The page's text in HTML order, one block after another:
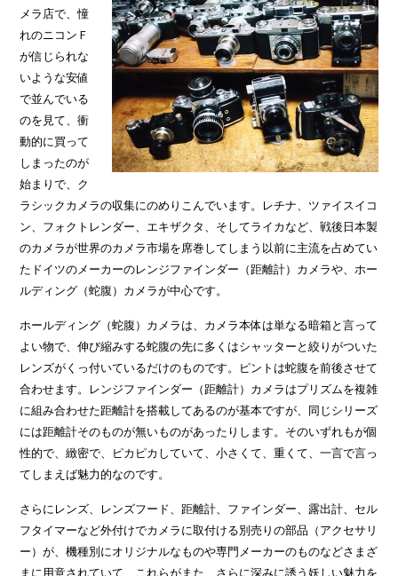
メラ店で、憧
れのニコンＦ
が信じられな
いような安値
で並んでいる
のを見て、衝
動的に買って
しまったのが
始まりで、ク
ラシックカメラの収集にのめりこんでいます。レチナ、ツァイスイコ
ン、フォクトレンダー、エキザクタ、そしてライカなど、戦後日本製
のカメラが世界のカメラ市場を席巻してしまう以前に主流を占めてい
たドイツのメーカーのレンジファインダー（距離計）カメラや、ホー
ルディング（蛇腹）カメラが中心です。
ホールディング（蛇腹）カメラは、カメラ本体は単なる暗箱と言って
よい物で、伸び縮みする蛇腹の先に多くはシャッターと絞りがついた
レンズがくっ付いているだけのものです。ピントは蛇腹を前後させて
合わせます。レンジファインダー（距離計）カメラはプリズムを複雑
に組み合わせた距離計を搭載してあるのが基本ですが、同じシリーズ
には距離計そのものが無いものがあったりします。そのいずれもが個
性的で、緻密で、ピカピカしていて、小さくて、重くて、一言で言っ
てしまえば魅力的なのです。
さらにレンズ、レンズフード、距離計、ファインダー、露出計、セル
フタイマーなど外付けでカメラに取付ける別売りの部品（アクセサリ
ー）が、機種別にオリジナルなものや専門メーカーのものなどさまざ
まに用意されていて、これらがまた、さらに深みに誘う妖しい魅力を